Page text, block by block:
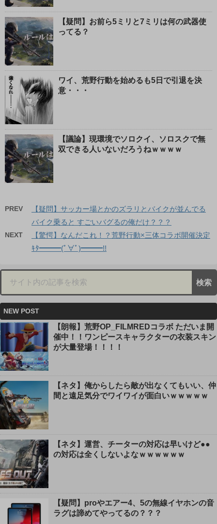
【疑問】お前ら5ミリと7ミリは何の武器使
ってる？
ワイ、荒野行動を始めるも5日で引退を決
意・・・
【議論】現環境でソロクイ、ソロスクで無
双できる人いないだろうねｗｗｗｗ
PREV
【疑問】サッカー場とかのズラリとバイクが並んでる
バイク乗ると すごいバグるの俺だけ？？？
NEXT
【驚愕】なんだこれ！？荒野行動×三体コラボ開催決定
ｷﾀ━━━(ﾟ∀ﾟ)━━━!!
NEW POST
【朗報】荒野OP_FILMREDコラボ ただいま開
催中！！ワンピースキャラクターの衣装スキン
が大量登場！！！！
【ネタ】俺からしたら敵が出なくてもいい、仲
間と遠足気分でワイワイが面白いｗｗｗｗｗ
【ネタ】運営、チーターの対応は早いけど●●
の対応は全くしないよなｗｗｗｗｗｗ
【疑問】proやエアー4、5の無線イヤホンの音
ラグは諦めてやってるの？？？